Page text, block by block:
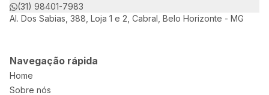
(31) 98401-7983
Al. Dos Sabias, 388, Loja 1 e 2, Cabral, Belo Horizonte - MG
Navegação rápida
Home
Sobre nós